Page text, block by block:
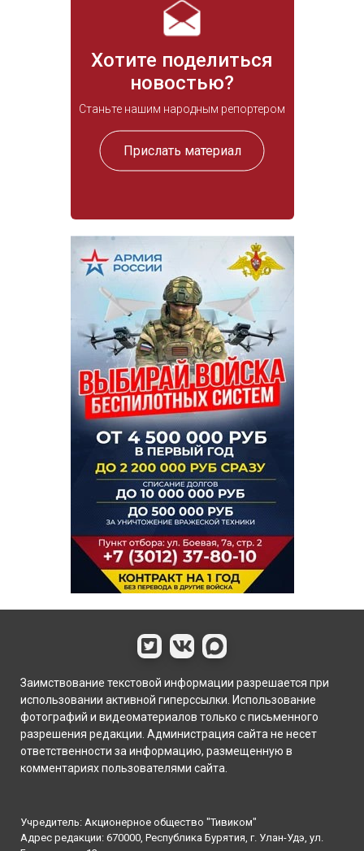
Хотите поделиться
новостью?
Станьте нашим народным репортером
Прислать материал
Заимствование текстовой информации разрешается при
использовании активной гиперссылки. Использование
фотографий и видеоматериалов только с письменного
разрешения редакции. Администрация сайта не несет
ответственности за информацию, размещенную в
комментариях пользователями сайта.
Учредитель: Акционерное общество "Тивиком"
Адрес редакции: 670000, Республика Бурятия, г. Улан-Удэ, ул.